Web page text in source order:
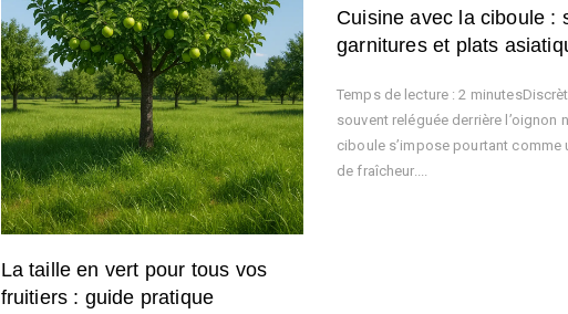
La taille en vert pour tous vos
fruitiers : guide pratique
Cuisine avec la ciboule :
garnitures et plats
Temps de lecture : 2
souvent reléguée derrière l’oignon
ciboule s’impose pourtant comme
de fraîcheur....